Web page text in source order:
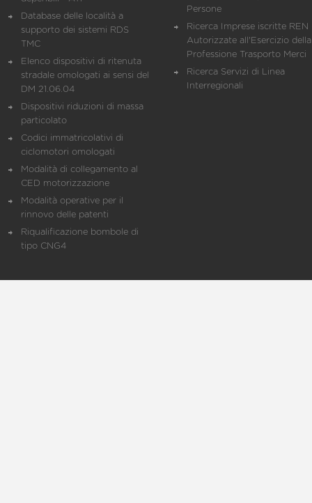
Database delle località a
supporto dei sistemi RDS
TMC
Elenco dispositivi di ritenuta
stradale omologati ai sensi del
DM 21.06.04
Dispositivi riduzioni di massa
particolato
Codici immatricolativi di
ciclomotori omologati
Modalità di collegamento al
CED motorizzazione
Modalità operative per il
rinnovo delle patenti
Riqualificazione bombole di
tipo CNG4
Persone
Ricerca Imprese iscritte REN
Autorizzate all'Esercizio della
Professione Trasporto Merci
Ricerca Servizi di Linea
Interregionali